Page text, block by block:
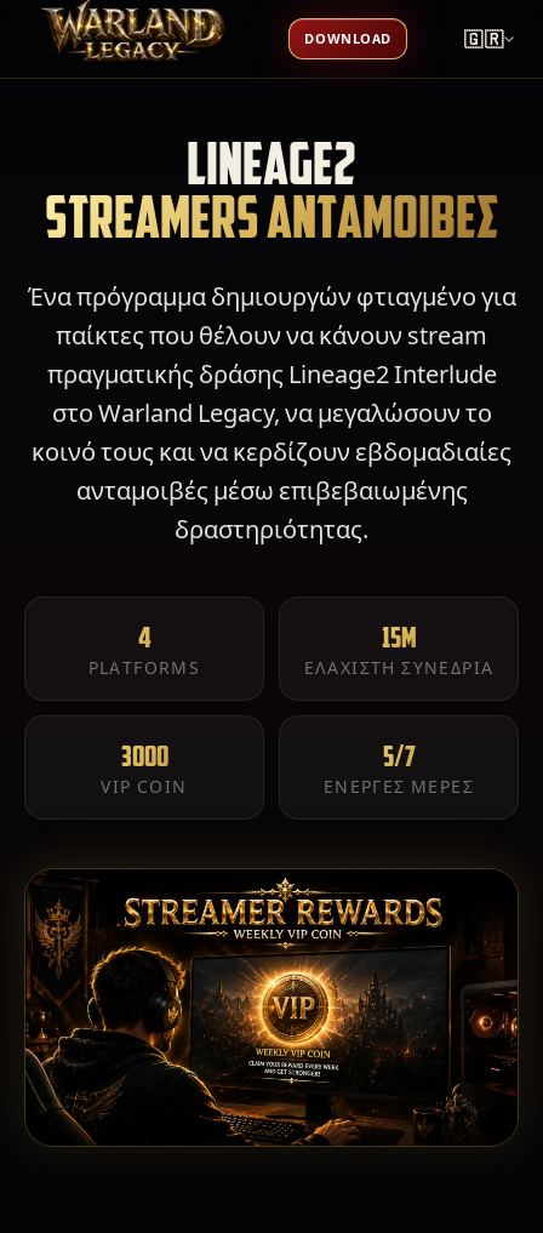
DOWNLOAD 🇬🇷
LINEAGE2
STREAMERS ΑΝΤΑΜΟΙΒΕΣ
Ένα πρόγραμμα δημιουργών φτιαγμένο για
παίκτες που θέλουν να κάνουν stream
πραγματικής δράσης Lineage2 Interlude
στο Warland Legacy, να μεγαλώσουν το
κοινό τους και να κερδίζουν εβδομαδιαίες
ανταμοιβές μέσω επιβεβαιωμένης
δραστηριότητας.
4
PLATFORMS
15m
ΕΛΆΧΙΣΤΗ ΣΥΝΕΔΡΊΑ
3000
VIP COIN
5/7
ΕΝΕΡΓΈΣ ΜΈΡΕΣ